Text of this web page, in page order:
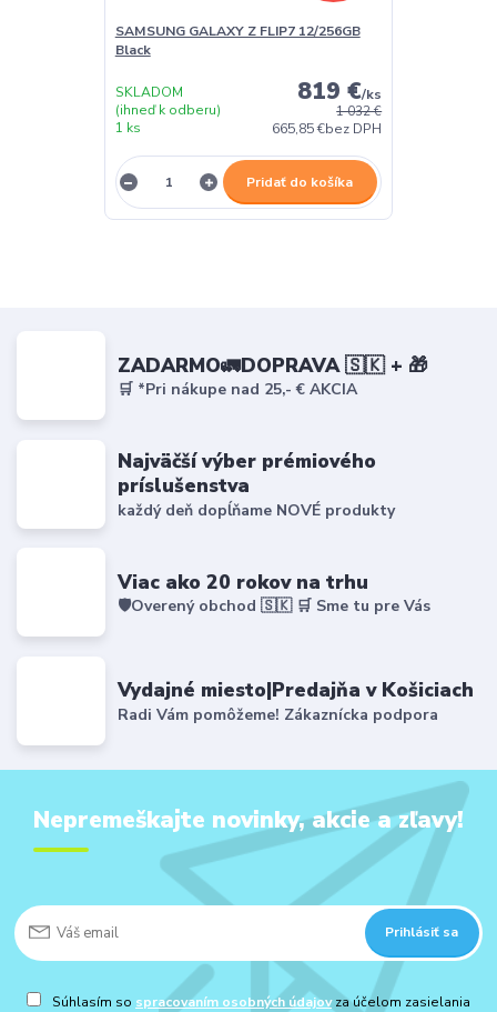
SAMSUNG GALAXY Z FLIP7 12/256GB
Black
1 032 €
819 €/ks
665,85 €bez DPH
SKLADOM
(ihneď k odberu)
1 ks
Pridať do košíka
ZADARMO🚛DOPRAVA 🇸🇰 + 🎁
🛒 *Pri nákupe nad 25,- € AKCIA
Najväčší výber prémiového
príslušenstva
každý deň dopĺňame NOVÉ produkty
Viac ako 20 rokov na trhu
🛡️Overený obchod 🇸🇰 🛒 Sme tu pre Vás
Vydajné miesto|Predajňa v Košiciach
Radi Vám pomôžeme! Zákaznícka podpora
Nepremeškajte novinky, akcie a zľavy!
Prihlásiť sa
Súhlasím so spracovaním osobných údajovza účelom zasielania